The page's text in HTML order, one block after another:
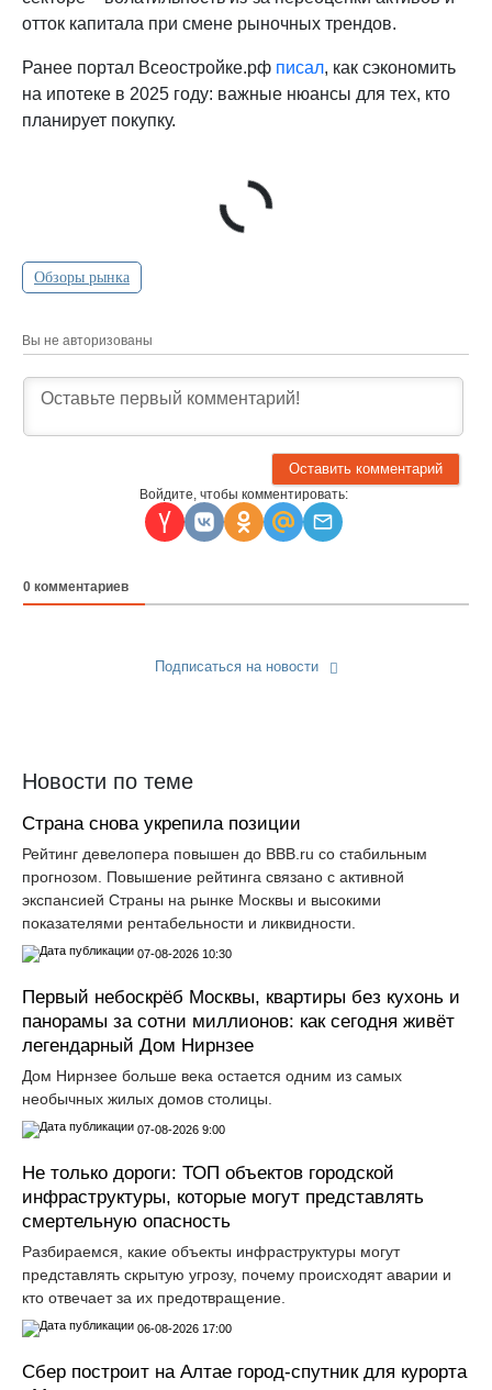
отток капитала при смене рыночных трендов.
Ранее портал Всеостройке.рф писал, как сэкономить
на ипотеке в 2025 году: важные нюансы для тех, кто
планирует покупку.
Обзоры рынка
Вы не авторизованы
Войдите, чтобы комментировать:
0 комментариев
Подписаться на новости
Новости по теме
Страна снова укрепила позиции
Рейтинг девелопера повышен до ВВВ.ru со стабильным
прогнозом. Повышение рейтинга связано с активной
экспансией Страны на рынке Москвы и высокими
показателями рентабельности и ликвидности.
07-08-2026 10:30
Первый небоскрёб Москвы, квартиры без кухонь и
панорамы за сотни миллионов: как сегодня живёт
легендарный Дом Нирнзее
Дом Нирнзее больше века остается одним из самых
необычных жилых домов столицы.
07-08-2026 9:00
Не только дороги: ТОП объектов городской
инфраструктуры, которые могут представлять
смертельную опасность
Разбираемся, какие объекты инфраструктуры могут
представлять скрытую угрозу, почему происходят аварии и
кто отвечает за их предотвращение.
06-08-2026 17:00
Сбер построит на Алтае город-спутник для курорта